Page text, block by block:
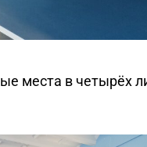
места в четырёх